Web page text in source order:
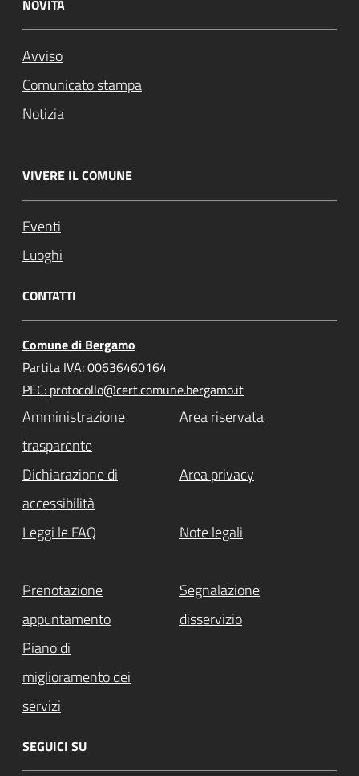
NOVITÀ
Avviso
Comunicato stampa
Notizia
VIVERE IL COMUNE
Eventi
Luoghi
CONTATTI
Comune di Bergamo
Partita IVA: 00636460164
PEC: protocollo@cert.comune.bergamo.it
Amministrazione
trasparente
Area riservata
Dichiarazione di
accessibilità
Area privacy
Leggi le FAQ Note legali
Prenotazione
appuntamento
Segnalazione
disservizio
Piano di
miglioramento dei
servizi
SEGUICI SU